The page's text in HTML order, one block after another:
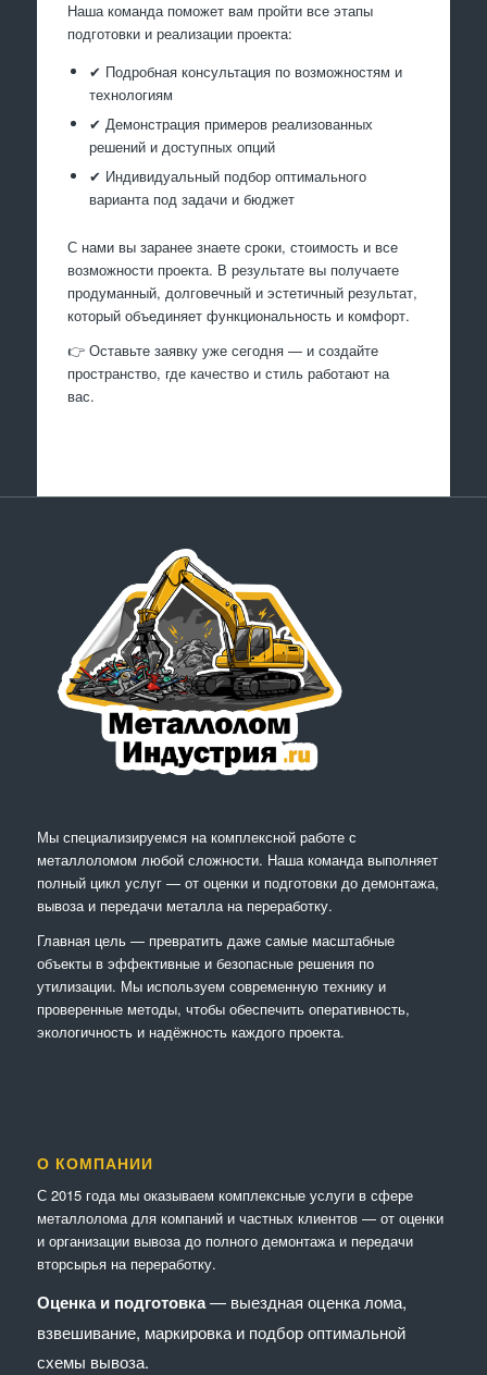
Наша команда поможет вам пройти все этапы
подготовки и реализации проекта:
✔ Подробная консультация по возможностям и
технологиям
✔ Демонстрация примеров реализованных
решений и доступных опций
✔ Индивидуальный подбор оптимального
варианта под задачи и бюджет
С нами вы заранее знаете сроки, стоимость и все
возможности проекта. В результате вы получаете
продуманный, долговечный и эстетичный результат,
который объединяет функциональность и комфорт.
👉 Оставьте заявку уже сегодня — и создайте
пространство, где качество и стиль работают на
вас.
Мы специализируемся на комплексной работе с
металлоломом любой сложности. Наша команда выполняет
полный цикл услуг — от оценки и подготовки до демонтажа,
вывоза и передачи металла на переработку.
Главная цель — превратить даже самые масштабные
объекты в эффективные и безопасные решения по
утилизации. Мы используем современную технику и
проверенные методы, чтобы обеспечить оперативность,
экологичность и надёжность каждого проекта.
О КОМПАНИИ
С 2015 года мы оказываем комплексные услуги в сфере
металлолома для компаний и частных клиентов — от оценки
и организации вывоза до полного демонтажа и передачи
вторсырья на переработку.
Оценка и подготовка— выездная оценка лома,
взвешивание, маркировка и подбор оптимальной
схемы вывоза.